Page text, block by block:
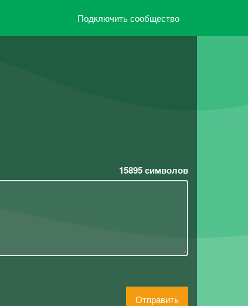
Подключить сообщество
15895символов
Отправить